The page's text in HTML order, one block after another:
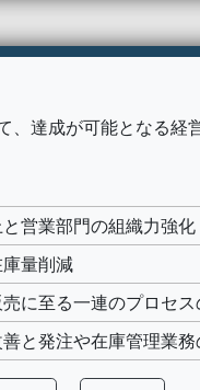
、達成が可能となる経
営業部門の組織力強化
量削減
に至る一連のプロセ
と発注や在庫管理業